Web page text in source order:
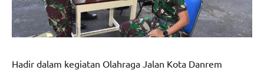
Hadir dalam kegiatan Olahraga Jalan Kota Danrem